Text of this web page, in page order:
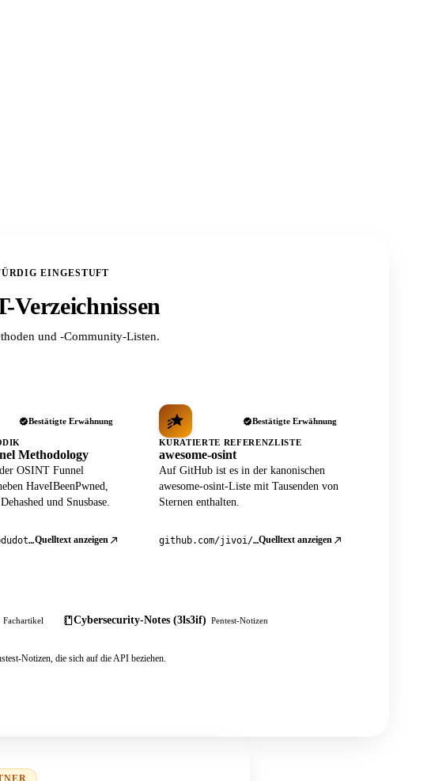
EINGESTUFT
und -Community-Listen.
Bestätigte Erwähnung
Methodology
OSINT Funnel
HaveIBeenPwned,
und Snusbase.
github.com/pdudotdev/ofmQuelltext anzeigen
Bestätigte Erwähnung
KURATIERTE REFERENZLISTE
awesome-osint
Auf GitHub ist es in der kanonischen
awesome-osint-Liste mit Tausenden von
Sternen enthalten.
github.com/jivoi/awesome-osintQuelltext anzeigen
Fachartikel Cybersecurity-Notes (3ls3if) Pentest-Notizen
Notizen, die sich auf die API beziehen.